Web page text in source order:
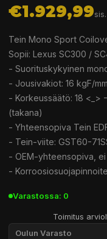
€1.929,99
Tein Mono Sport
Sopii: Lexus SC300 /
- Suorituskykyinen
- Jousivakiot: 16 kgF/
- Korkeussäätö: 18 <_>
(takana)
- Yhteensopiva Tein
- Tein-viite: GST60-
- OEM-yhteensopiva, ei
-
Varastossa: 0
Toimitus
Oulun Varasto